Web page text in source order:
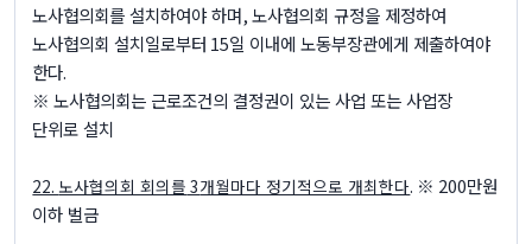
노사협의회를 설치하여야 하며,노사협의회 규정을 제정하여
노사협의회 설치일로부터 15일 이내에 노동부장관에게 제출하여야
한다.
※노사협의회는 근로조건의 결정권이 있는 사업 또는 사업장
단위로 설치
22. 노사협의회 회의를 3개월마다 정기적으로 개최한다. ※ 200만원
이하 벌금